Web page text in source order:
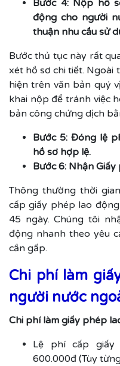
Bước 4: Nộp hồ
động cho người
thuận nhu cầu sử
​Bước thủ tục này rất
xét hồ sơ chi tiết. Ngoài
hiện trên văn bản quý
khai nộp để tránh việc
bản công chứng dịch
Bước 5: Đóng lệ
hồ sơ hợp lệ.
Bước 6: Nhận
Thông thường thời
cấp giấy phép lao
45 ngày. Chúng tôi
động nhanh theo yêu
cần gấp.
Chi phí làm
người nước
Chi phí làm giấy phép
Lệ phí cấp giấy
600.000đ (Tùy